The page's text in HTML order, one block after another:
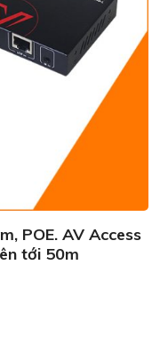
POE. AV Access
tới 50m